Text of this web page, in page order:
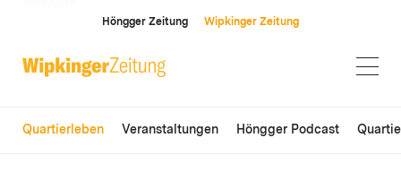
Höngger Zeitung Wipkinger Zeitung
Quartierleben Veranstaltungen Höngger Podcast